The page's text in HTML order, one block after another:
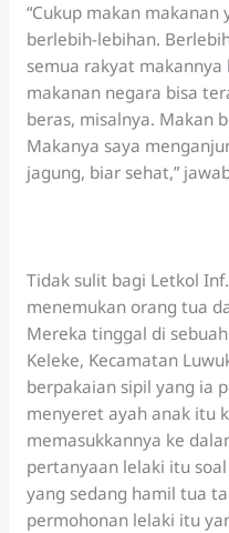
“Cukup makan
berlebih-lebihan.
semua rakyat
makanan negara bisa
beras, misalnya. Makan
Makanya saya
jagung, biar sehat,”
Tidak sulit bagi Letkol
menemukan orang tua
Mereka tinggal di
Keleke, Kecamatan
berpakaian sipil yang ia
menyeret ayah anak itu
memasukkannya ke
pertanyaan lelaki itu
yang sedang hamil tua
permohonan lelaki itu